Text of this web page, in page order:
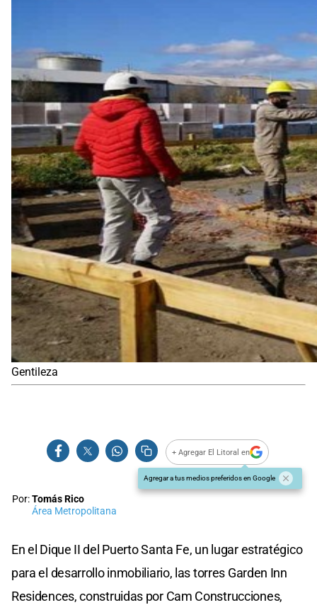
Gentileza
+ Agregar El Litoral en
Agregar a tus medios preferidos en Google
Por:Tomás Rico
Área Metropolitana
En el Dique II del Puerto Santa Fe, un lugar estratégico
para el desarrollo inmobiliario, las torres Garden Inn
Residences, construidas por Cam Construcciones,